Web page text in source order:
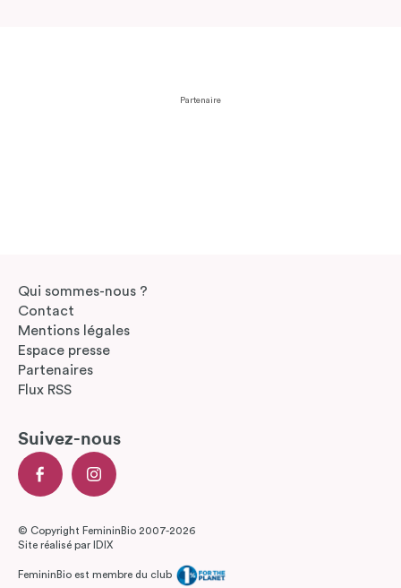
Partenaire
Qui sommes-nous ?
Contact
Mentions légales
Espace presse
Partenaires
Flux RSS
Suivez-nous
© Copyright FemininBio 2007-2026
Site réalisé par
IDIX
FemininBio est membre du club